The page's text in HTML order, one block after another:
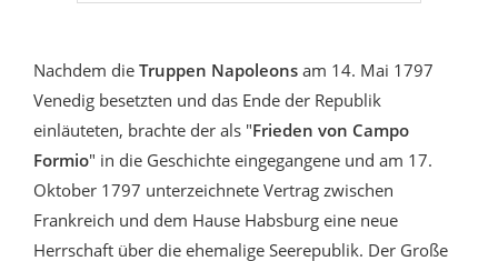
Nachdem die Truppen Napoleons am 14. Mai 1797
Venedig besetzten und das Ende der Republik
einläuteten, brachte der als "Frieden von Campo
Formio" in die Geschichte eingegangene und am 17.
Oktober 1797 unterzeichnete Vertrag zwischen
Frankreich und dem Hause Habsburg eine neue
Herrschaft über die ehemalige Seerepublik. Der Große